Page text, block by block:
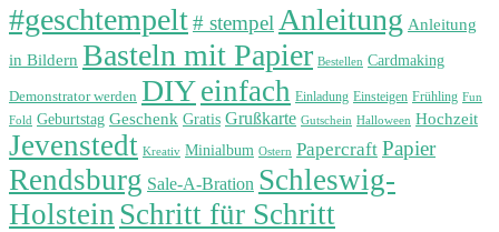
#geschtempelt# stempel Anleitung Anleitung
in Bildern Basteln mit Papier Bestellen Cardmaking
Demonstrator werden DIYeinfach Einladung Einsteigen Frühling Fun
Fold Geburtstag Geschenk Gratis Grußkarte Gutschein Halloween Hochzeit
Jevenstedt Kreativ Minialbum Ostern Papercraft Papier
Rendsburg Sale-A-Bration Schleswig-
Holstein Schritt für Schritt